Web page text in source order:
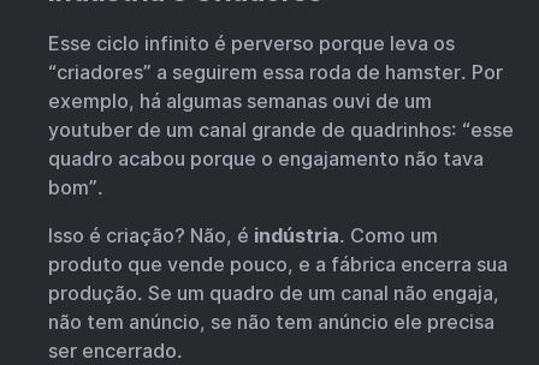
Esse ciclo infinito é perverso porque leva os
“criadores” a seguirem essa roda de hamster. Por
exemplo, há algumas semanas ouvi de um
youtuber de um canal grande de quadrinhos: “esse
quadro acabou porque o engajamento não tava
bom”.
Isso é criação? Não, é indústria. Como um
produto que vende pouco, e a fábrica encerra sua
produção. Se um quadro de um canal não engaja,
não tem anúncio, se não tem anúncio ele precisa
ser encerrado.